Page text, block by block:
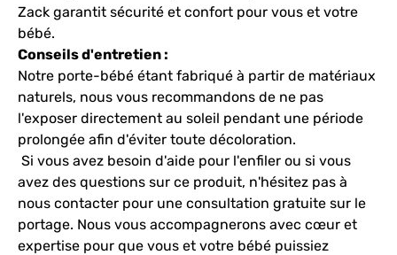
Zack garantit sécurité et confort pour vous et votre
bébé.
Conseils d'entretien :
Notre porte-bébé étant fabriqué à partir de matériaux
naturels, nous vous recommandons de ne pas
l'exposer directement au soleil pendant une période
prolongée afin d'éviter toute décoloration.
Si vous avez besoin d'aide pour l'enfiler ou si vous
avez des questions sur ce produit, n'hésitez pas à
nous contacter pour une consultation gratuite sur le
portage. Nous vous accompagnerons avec cœur et
expertise pour que vous et votre bébé puissiez